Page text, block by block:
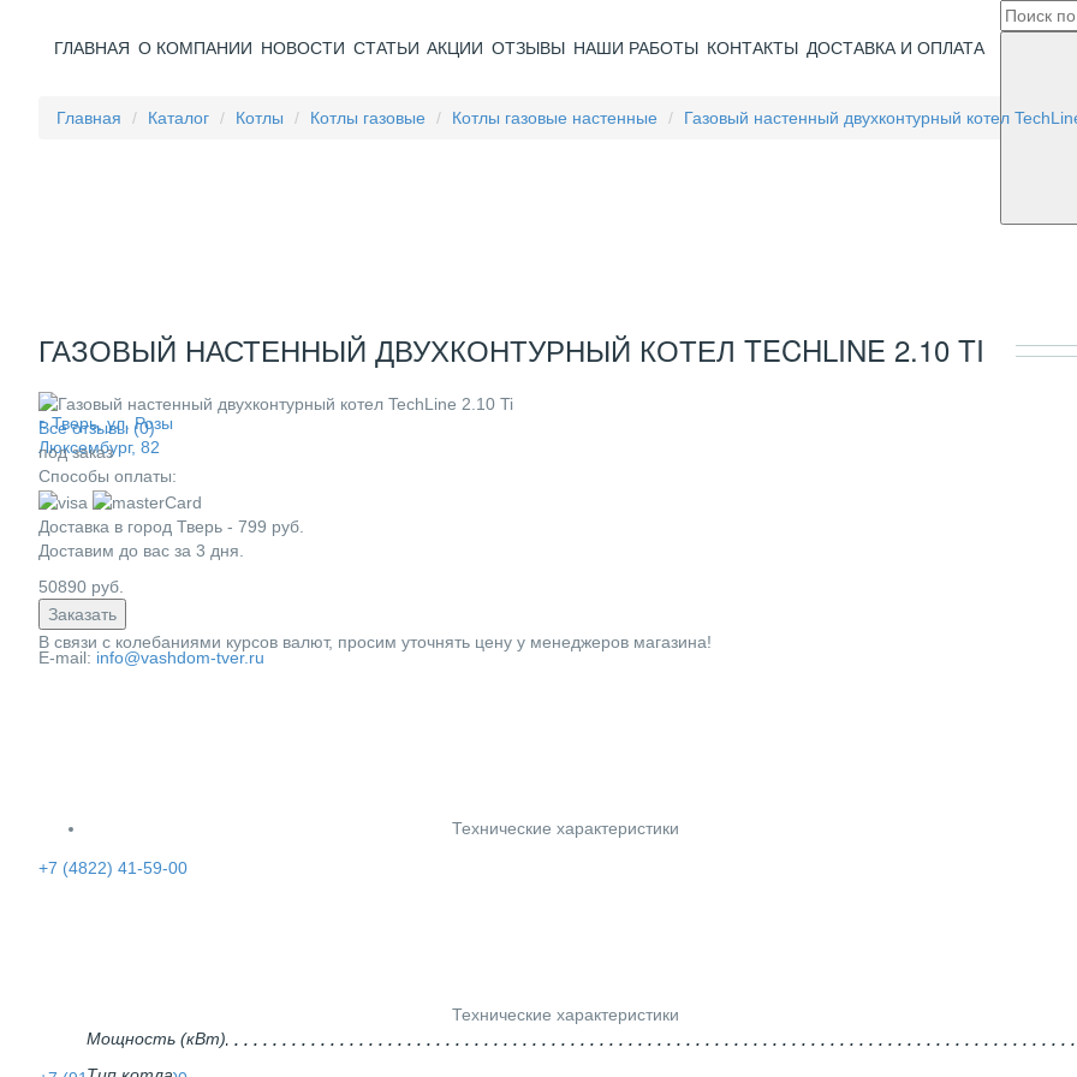
ГЛАВНАЯ О КОМПАНИИ НОВОСТИ СТАТЬИ АКЦИИ ОТЗЫВЫ НАШИ РАБОТЫ КОНТАКТЫ ДОСТАВКА И ОПЛАТА
г. Тверь, ул. Розы
Люксембург, 82
E-mail: info@vashdom-tver.ru
+7 (4822) 41-59-00
Главная Каталог Котлы Котлы газовые Котлы газовые настенные Газовый настенный двухконтурный котел
ГАЗОВЫЙ НАСТЕННЫЙ ДВУХКОНТУРНЫЙ КОТЕЛ TECHLINE 2.10 TI
Все отзывы (0)
под заказ
Способы оплаты:
Доставка в город Тверь - 799 руб.
Доставим до вас за 3 дня.
50890 руб.
Заказать
В связи с колебаниями курсов валют, просим уточнять цену у менеджеров магазина!
Технические характеристики
Технические характеристики
Мощность (кВт)